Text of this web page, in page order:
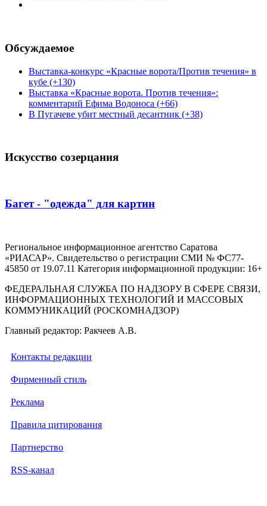
Обсуждаемое
Выставка-конкурс «Красные ворота/Против течения» в
кубе (+130)
Выставка «Красные ворота. Против течения»:
комментарий Ефима Водоноса (+66)
В Пугачеве убит местный десантник (+38)
Искусство созерцания
Багет - "одежда" для картин
Региональное информационное агентство Саратова
«РИАСАР». Свидетельство о регистрации СМИ № ФС77-
45850 от 19.07.11 Категория информационной продукции: 16+
ФЕДЕРАЛЬНАЯ СЛУЖБА ПО НАДЗОРУ В СФЕРЕ СВЯЗИ,
ИНФОРМАЦИОННЫХ ТЕХНОЛОГИЙ И МАССОВЫХ
КОММУНИКАЦИЙ (РОСКОМНАДЗОР)
Главный редактор: Ракчеев А.В.
Контакты редакции
Фирменный стиль
Реклама
Правила цитирования
Партнерство
RSS-канал